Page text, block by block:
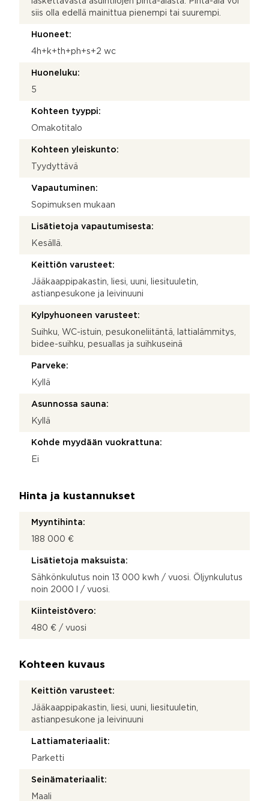
siis olla edellä mainittua pienempi tai suurempi.
Huoneet:
4h+k+th+ph+s+2 wc
Huoneluku:
5
Kohteen tyyppi:
Omakotitalo
Kohteen yleiskunto:
Tyydyttävä
Vapautuminen:
Sopimuksen mukaan
Lisätietoja vapautumisesta:
Kesällä.
Keittiön varusteet:
Jääkaappipakastin, liesi, uuni, liesituuletin,
astianpesukone ja leivinuuni
Kylpyhuoneen varusteet:
Suihku, WC-istuin, pesukoneliitäntä, lattialämmitys,
bidee-suihku, pesuallas ja suihkuseinä
Parveke:
Kyllä
Asunnossa sauna:
Kyllä
Kohde myydään vuokrattuna:
Ei
Hinta ja kustannukset
Myyntihinta:
188 000 €
Lisätietoja maksuista:
Sähkönkulutus noin 13 000 kwh / vuosi. Öljynkulutus
noin 2000 l / vuosi.
Kiinteistövero:
480 € / vuosi
Kohteen kuvaus
Keittiön varusteet:
Jääkaappipakastin, liesi, uuni, liesituuletin,
astianpesukone ja leivinuuni
Lattiamateriaalit:
Parketti
Seinämateriaalit:
Maali